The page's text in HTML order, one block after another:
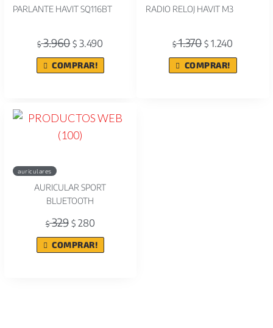
PARLANTE HAVIT SQ116BT
$3.960 $ 3.490
COMPRAR!
RADIO RELOJ HAVIT M3
$1.370 $ 1.240
COMPRAR!
auriculares
AURICULAR SPORT
BLUETOOTH
$329 $280
COMPRAR!